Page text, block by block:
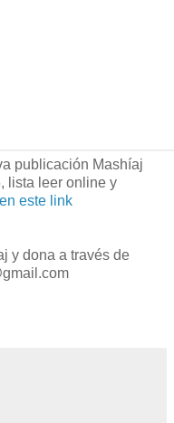
publicación Mashíaj
lista leer online y
este link
y dona a través de